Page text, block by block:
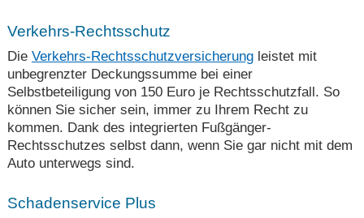
Verkehrs-Rechtsschutz
Die Verkehrs-Rechtsschutzversicherungleistet mit
unbegrenzter Deckungssumme bei einer
Selbstbeteiligung von 150 Euro je Rechtsschutzfall. So
können Sie sicher sein, immer zu Ihrem Recht zu
kommen. Dank des integrierten Fußgänger-
Rechtsschutzes selbst dann, wenn Sie gar nicht mit dem
Auto unterwegs sind.
Schadenservice Plus